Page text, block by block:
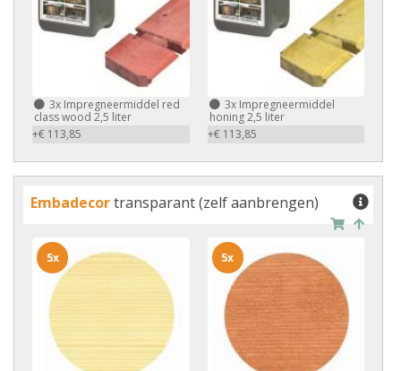
3x Impregneermiddel red
class wood 2,5 liter
+€ 113,85
3xImpregneermiddel
honing 2,5 liter
+€ 113,85
Embadecortransparant (zelf aanbrengen)
5x 5x